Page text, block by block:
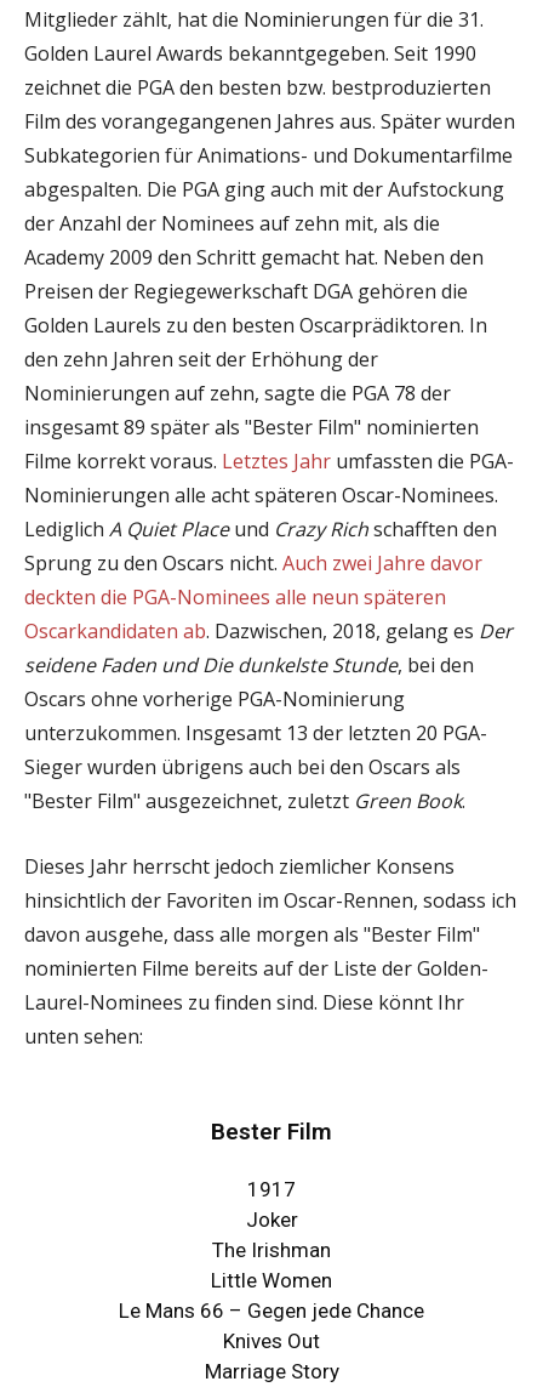
Mitglieder zählt, hat die Nominierungen für die 31.
Golden Laurel Awards bekanntgegeben. Seit 1990
zeichnet die PGA den besten bzw. bestproduzierten
Film des vorangegangenen Jahres aus. Später wurden
Subkategorien für Animations- und Dokumentarfilme
abgespalten. Die PGA ging auch mit der Aufstockung
der Anzahl der Nominees auf zehn mit, als die
Academy 2009 den Schritt gemacht hat. Neben den
Preisen der Regiegewerkschaft DGA gehören die
Golden Laurels zu den besten Oscarprädiktoren. In
den zehn Jahren seit der Erhöhung der
Nominierungen auf zehn, sagte die PGA 78 der
insgesamt 89 später als "Bester Film" nominierten
Filme korrekt voraus. Letztes Jahr umfassten die PGA-
Nominierungen alle acht späteren Oscar-Nominees.
Lediglich A Quiet Placeund Crazy Richschafften den
Sprung zu den Oscars nicht. Auch zwei Jahre davor
deckten die PGA-Nominees alle neun späteren
Oscarkandidaten ab. Dazwischen, 2018, gelang es Der
seidene Faden und Die dunkelste Stunde, bei den
Oscars ohne vorherige PGA-Nominierung
unterzukommen. Insgesamt 13 der letzten 20 PGA-
Sieger wurden übrigens auch bei den Oscars als
"Bester Film" ausgezeichnet, zuletzt Green Book.
Dieses Jahr herrscht jedoch ziemlicher Konsens
hinsichtlich der Favoriten im Oscar-Rennen, sodass ich
davon ausgehe, dass alle morgen als "Bester Film"
nominierten Filme bereits auf der Liste der Golden-
Laurel-Nominees zu finden sind. Diese könnt Ihr
unten sehen:
Bester Film
1917
Joker
The Irishman
Little Women
Le Mans 66 – Gegen jede Chance
Knives Out
Marriage Story